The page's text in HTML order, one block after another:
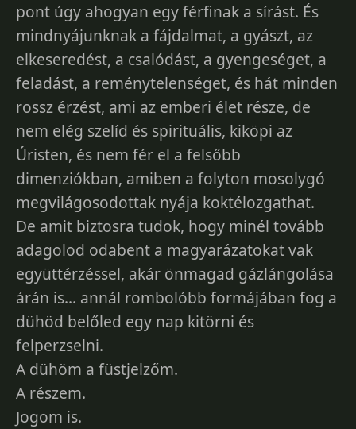
pont úgy ahogyan egy férfinak a sírást. És
mindnyájunknak a fájdalmat, a gyászt, az
elkeseredést, a csalódást, a gyengeséget, a
feladást, a reménytelenséget, és hát minden
rossz érzést, ami az emberi élet része, de
nem elég szelíd és spirituális, kiköpi az
Úristen, és nem fér el a felsőbb
dimenziókban, amiben a folyton mosolygó
megvilágosodottak nyája koktélozgathat.
De amit biztosra tudok, hogy minél tovább
adagolod odabent a magyarázatokat vak
együttérzéssel, akár önmagad gázlángolása
árán is... annál rombolóbb formájában fog a
dühöd belőled egy nap kitörni és
felperzselni.
A dühöm a füstjelzőm.
A részem.
Jogom is.